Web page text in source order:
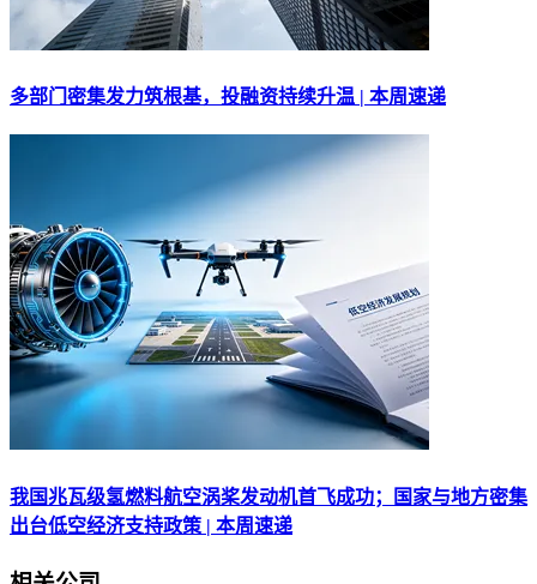
多部门密集发力筑根基，投融资持续升温 | 本周速递
我国兆瓦级氢燃料航空涡桨发动机首飞成功；国家与地方密集
出台低空经济支持政策 | 本周速递